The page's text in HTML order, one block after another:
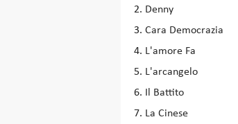
Denny
Cara Democrazia
L'amore Fa
L'arcangelo
Il Battito
La Cinese